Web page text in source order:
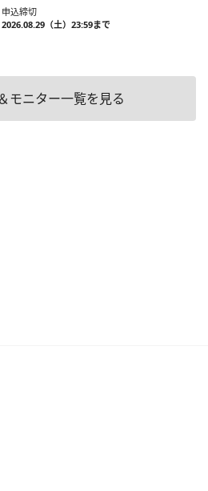
申込締切
2026.08.29（土）23:59まで
モニター一覧を見る